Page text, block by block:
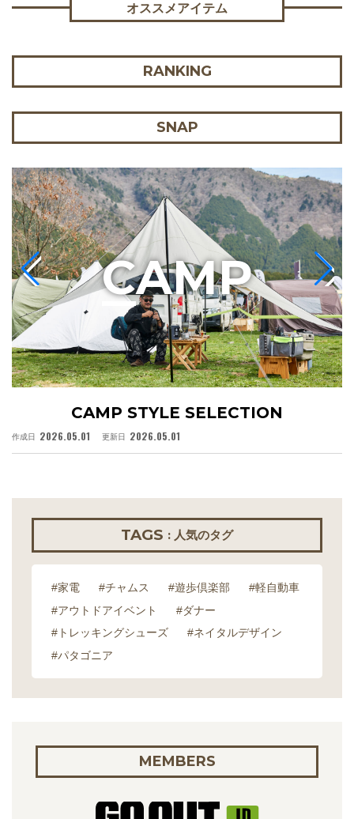
オススメアイテム
RANKING
SNAP
CAMP STYLE SELECTION
作成日 2026.05.01 更新日 2026.05.01
CAMP
TAGS : 人気のタグ
#家電 #チャムス #遊歩倶楽部
#軽自動車
#アウトドアイベント
#ダナー
#トレッキングシューズ
#ネイタルデザイン
#パタゴニア
MEMBERS